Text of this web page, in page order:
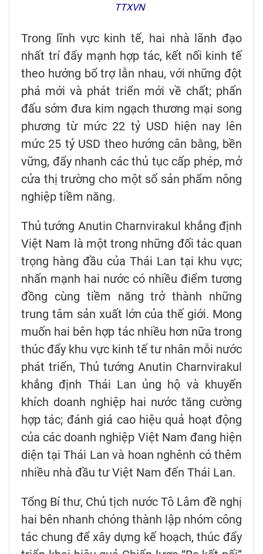
TTXVN
Trong lĩnh vực kinh tế, hai nhà lãnh đạo
nhất trí đẩy mạnh hợp tác, kết nối kinh tế
theo hướng bổ trợ lẫn nhau, với những đột
phá mới và phát triển mới về chất; phấn
đấu sớm đưa kim ngạch thương mại song
phương từ mức 22 tỷ USD hiện nay lên
mức 25 tỷ USD theo hướng cân bằng, bền
vững, đẩy nhanh các thủ tục cấp phép, mở
cửa thị trường cho một số sản phẩm nông
nghiệp tiềm năng.
Thủ tướng Anutin Charnvirakul khẳng định
Việt Nam là một trong những đối tác quan
trọng hàng đầu của Thái Lan tại khu vực;
nhấn mạnh hai nước có nhiều điểm tương
đồng cùng tiềm năng trở thành những
trung tâm sản xuất lớn của thế giới. Mong
muốn hai bên hợp tác nhiều hơn nữa trong
thúc đẩy khu vực kinh tế tư nhân mỗi nước
phát triển, Thủ tướng Anutin Charnvirakul
khẳng định Thái Lan ủng hộ và khuyến
khích doanh nghiệp hai nước tăng cường
hợp tác; đánh giá cao hiệu quả hoạt động
của các doanh nghiệp Việt Nam đang hiện
diện tại Thái Lan và hoan nghênh có thêm
nhiều nhà đầu tư Việt Nam đến Thái Lan.
Tổng Bí thư, Chủ tịch nước Tô Lâm đề nghị
hai bên nhanh chóng thành lập nhóm công
tác chung để xây dựng kế hoạch, thúc đẩy